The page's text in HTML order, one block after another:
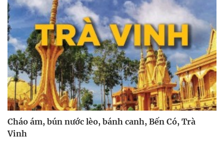
Cháo ám, bún nước lèo, bánh canh, Bến Có, Trà
Vinh